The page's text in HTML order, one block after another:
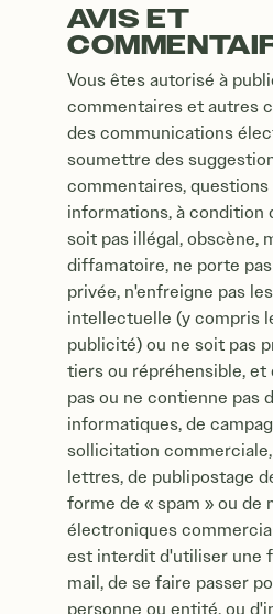
AVIS ET
Vous êtes autorisé à
commentaires et autres
des communications
soumettre des
commentaires, questions
informations, à condition
soit pas illégal, obscène,
diffamatoire, ne porte
privée, n'enfreigne pas
intellectuelle (y compris
publicité) ou ne soit pas
tiers ou répréhensible, et
pas ou ne contienne pas
informatiques, de
sollicitation
lettres, de publipostage
forme de « spam » ou de
électroniques
est interdit d'utiliser une
mail, de se faire passer
personne ou entité, ou